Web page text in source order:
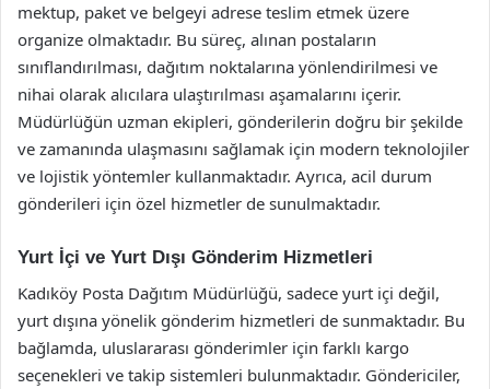
mektup, paket ve belgeyi adrese teslim etmek üzere
organize olmaktadır. Bu süreç, alınan postaların
sınıflandırılması, dağıtım noktalarına yönlendirilmesi ve
nihai olarak alıcılara ulaştırılması aşamalarını içerir.
Müdürlüğün uzman ekipleri, gönderilerin doğru bir şekilde
ve zamanında ulaşmasını sağlamak için modern teknolojiler
ve lojistik yöntemler kullanmaktadır. Ayrıca, acil durum
gönderileri için özel hizmetler de sunulmaktadır.
Yurt İçi ve Yurt Dışı Gönderim Hizmetleri
Kadıköy Posta Dağıtım Müdürlüğü, sadece yurt içi değil,
yurt dışına yönelik gönderim hizmetleri de sunmaktadır. Bu
bağlamda, uluslararası gönderimler için farklı kargo
seçenekleri ve takip sistemleri bulunmaktadır. Göndericiler,